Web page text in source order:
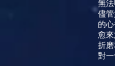
無
儘
的
愈
折
對